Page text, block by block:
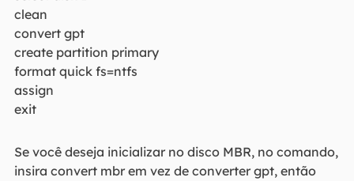
clean
convert gpt
create partition primary
format quick fs=ntfs
assign
exit
Se você deseja inicializar no disco MBR, no comando,
insira convert mbr em vez de converter gpt, então